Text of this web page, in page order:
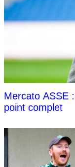
Mercato ASSE
point complet